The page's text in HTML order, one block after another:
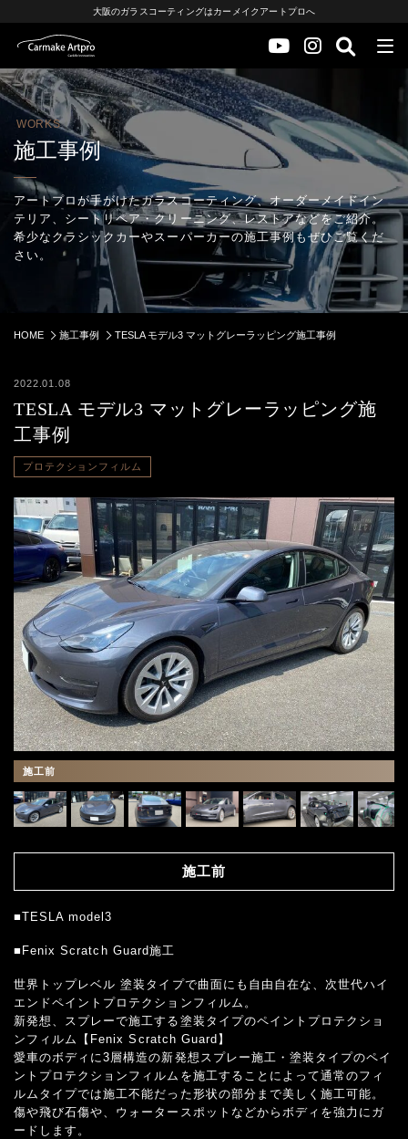
大阪のガラスコーティングはカーメイクアートプロへ
WORKS
施工事例
アートプロが手がけたガラスコーティング、オーダーメイドイン
テリア、シートリペア・クリーニング、レストアなどをご紹介。
希少なクラシックカーやスーパーカーの施工事例もぜひご覧くだ
さい。
HOME 施工事例 TESLA モデル3 マットグレーラッピング施工事例
2022.01.08
TESLA モデル3 マットグレーラッピング施
工事例
プロテクションフィルム
施工前
施工前
■TESLA model3
■Fenix Scratch Guard施工
世界トップレベル 塗装タイプで曲面にも自由自在な、次世代ハイ
エンドペイントプロテクションフィルム。
新発想、スプレーで施工する塗装タイプのペイントプロテクショ
ンフィルム【Fenix Scratch Guard】
愛車のボディに3層構造の新発想スプレー施工・塗装タイプのペイ
ントプロテクションフィルムを施工することによって通常のフィ
ルムタイプでは施工不能だった形状の部分まで美しく施工可能。
傷や飛び石傷や、ウォータースポットなどからボディを強力にガ
ードします。